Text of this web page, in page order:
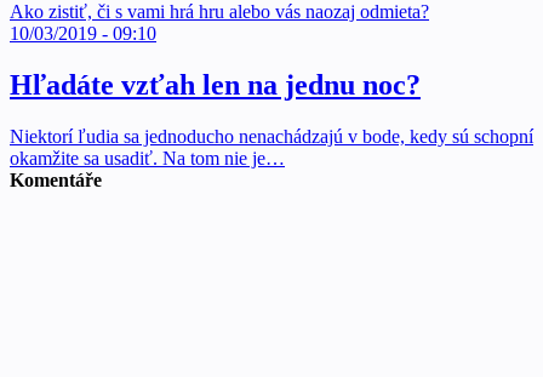
Ako zistiť, či s vami hrá hru alebo vás naozaj odmieta?
10/03/2019 - 09:10
Hľadáte vzťah len na jednu noc?
Niektorí ľudia sa jednoducho nenachádzajú v bode, kedy sú schopní
okamžite sa usadiť. Na tom nie je…
Komentáře